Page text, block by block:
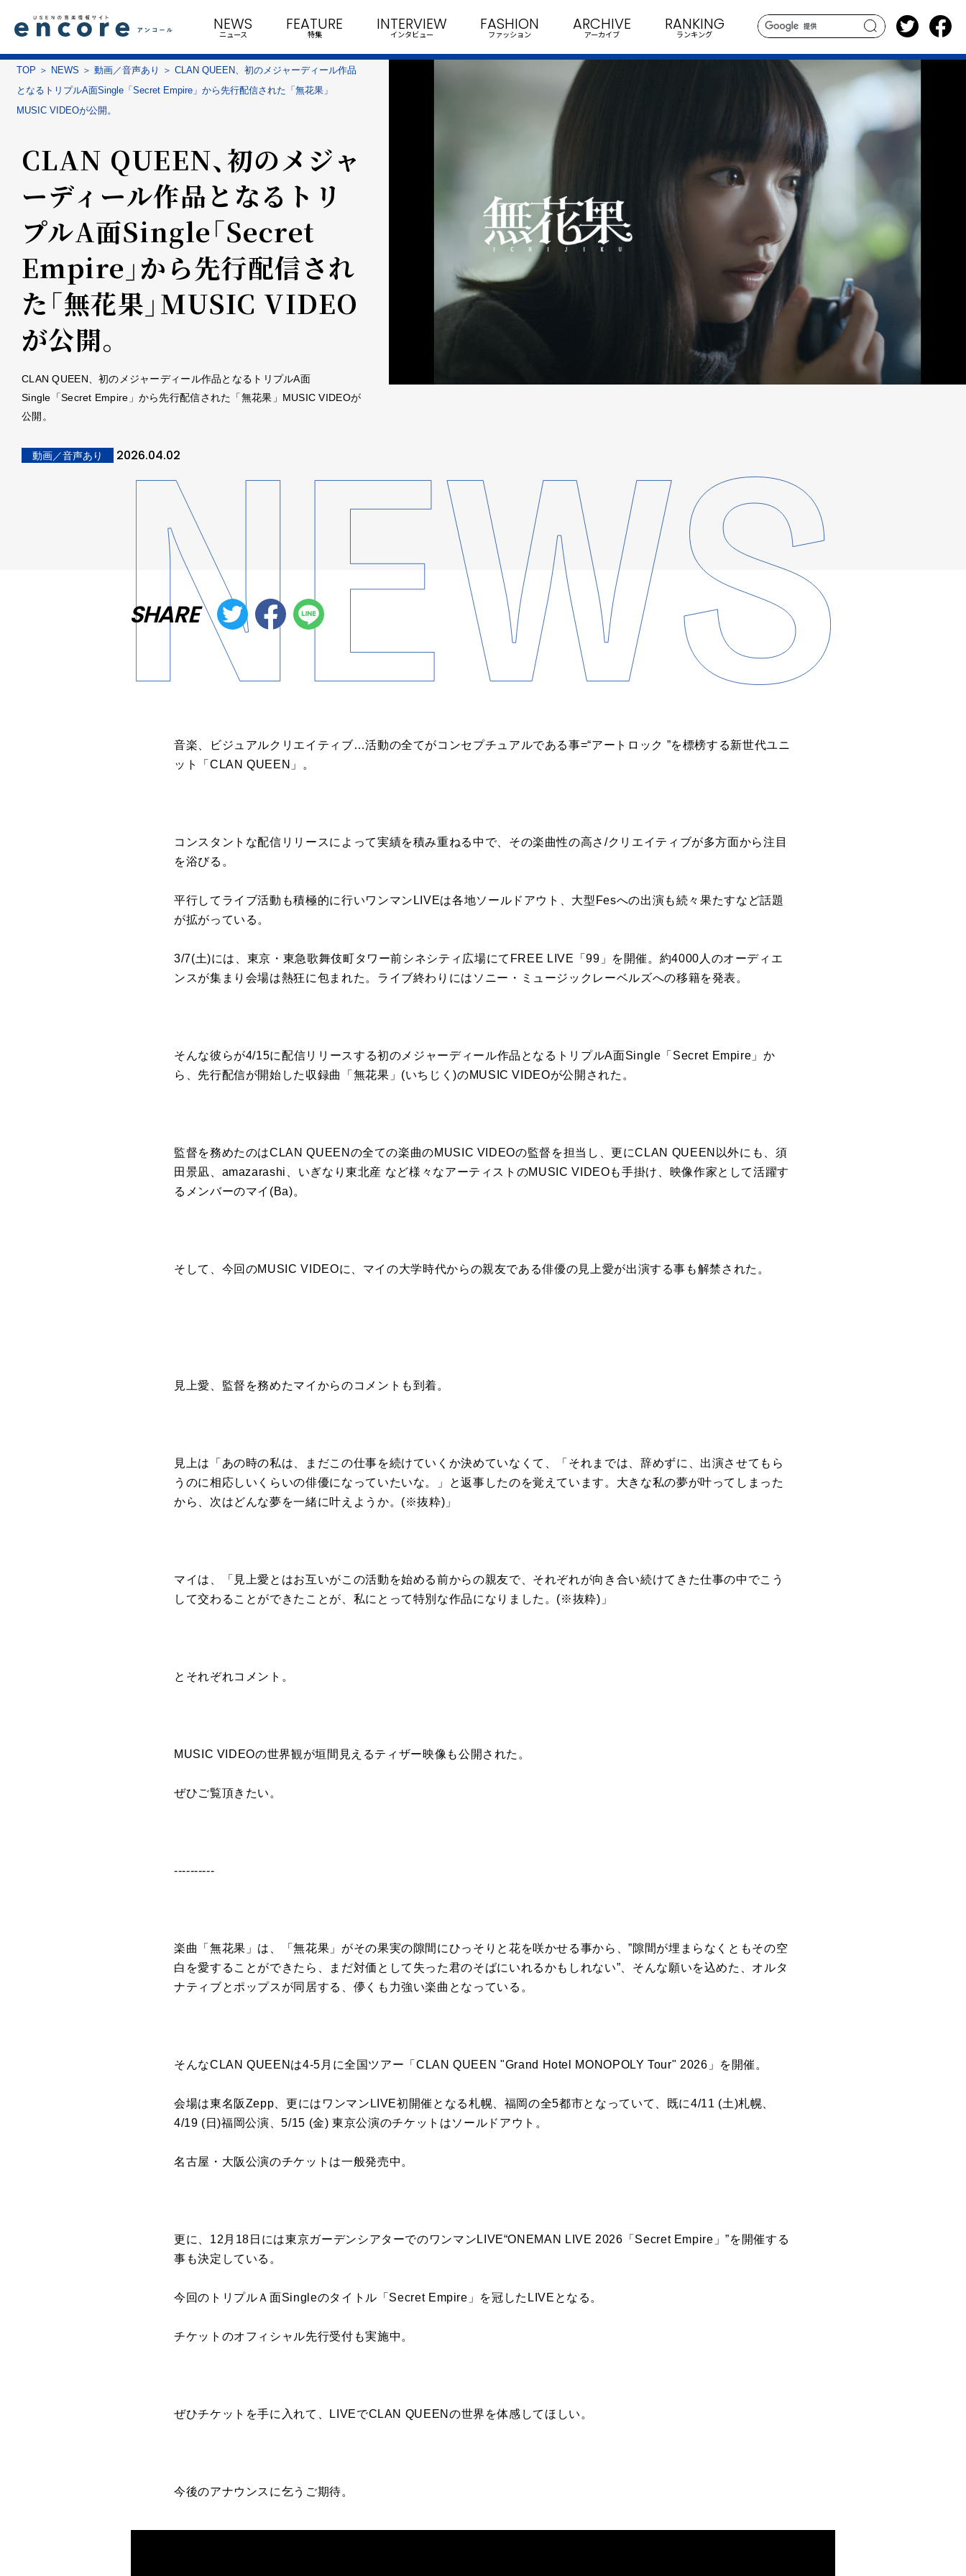
search
NEWS
ニュース
FEATURE
特集
INTERVIEW
インタビュー
FASHION
ファッション
ARCHIVE
アーカイブ
RANKING
ランキング
TOP NEWS 動画／音声あり
CLAN QUEEN、初のメジャーディール作品
となるトリプルA面Single「Secret Empire」から先行配信された「無花果」
MUSIC VIDEOが公開。
CLAN QUEEN、初のメジャ
ーディール作品となるトリ
プルA面Single「Secret
Empire」から先行配信され
た「無花果」MUSIC VIDEO
が公開。
CLAN QUEEN、初のメジャーディール作品となるトリプルA面
Single「Secret Empire」から先行配信された「無花果」MUSIC VIDEOが
公開。
動画／音声あり 2026.04.02
SHARE
音楽、ビジュアルクリエイティブ…活動の全てがコンセプチュアルである事=“アートロック ”を標榜する新世代ユニ
ット「CLAN QUEEN」。
コンスタントな配信リリースによって実績を積み重ねる中で、その楽曲性の高さ/クリエイティブが多方面から注目
を浴びる。
平行してライブ活動も積極的に行いワンマンLIVEは各地ソールドアウト、大型Fesへの出演も続々果たすなど話題
が拡がっている。
3/7(土)には、東京・東急歌舞伎町タワー前シネシティ広場にてFREE LIVE「99」を開催。約4000人のオーディエ
ンスが集まり会場は熱狂に包まれた。ライブ終わりにはソニー・ミュージックレーベルズへの移籍を発表。
そんな彼らが4/15に配信リリースする初のメジャーディール作品となるトリプルA面Single「Secret Empire」か
ら、先行配信が開始した収録曲「無花果」(いちじく)のMUSIC VIDEOが公開された。
監督を務めたのはCLAN QUEENの全ての楽曲のMUSIC VIDEOの監督を担当し、更にCLAN QUEEN以外にも、須
田景凪、amazarashi、いぎなり東北産 など様々なアーティストのMUSIC VIDEOも手掛け、映像作家として活躍す
るメンバーのマイ(Ba)。
そして、今回のMUSIC VIDEOに、マイの大学時代からの親友である俳優の見上愛が出演する事も解禁された。
見上愛、監督を務めたマイからのコメントも到着。
見上は「あの時の私は、まだこの仕事を続けていくか決めていなくて、「それまでは、辞めずに、出演させてもら
うのに相応しいくらいの俳優になっていたいな。」と返事したのを覚えています。大きな私の夢が叶ってしまった
から、次はどんな夢を一緒に叶えようか。(※抜粋)」
マイは、「見上愛とはお互いがこの活動を始める前からの親友で、それぞれが向き合い続けてきた仕事の中でこう
して交わることができたことが、私にとって特別な作品になりました。(※抜粋)」
とそれぞれコメント。
MUSIC VIDEOの世界観が垣間見えるティザー映像も公開された。
ぜひご覧頂きたい。
----------
楽曲「無花果」は、「無花果」がその果実の隙間にひっそりと花を咲かせる事から、”隙間が埋まらなくともその空
白を愛することができたら、まだ対価として失った君のそばにいれるかもしれない”、そんな願いを込めた、オルタ
ナティブとポップスが同居する、儚くも力強い楽曲となっている。
そんなCLAN QUEENは4-5月に全国ツアー「CLAN QUEEN "Grand Hotel MONOPOLY Tour" 2026」を開催。
会場は東名阪Zepp、更にはワンマンLIVE初開催となる札幌、福岡の全5都市となっていて、既に4/11 (土)札幌、
4/19 (日)福岡公演、5/15 (金) 東京公演のチケットはソールドアウト。
名古屋・大阪公演のチケットは一般発売中。
更に、12月18日には東京ガーデンシアターでのワンマンLIVE“ONEMAN LIVE 2026「Secret Empire」”を開催する
事も決定している。
今回のトリプルＡ面Singleのタイトル「Secret Empire」を冠したLIVEとなる。
チケットのオフィシャル先行受付も実施中。
ぜひチケットを手に入れて、LIVEでCLAN QUEENの世界を体感してほしい。
今後のアナウンスに乞うご期待。